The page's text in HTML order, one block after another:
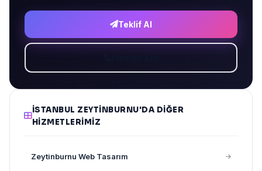
Teklif Al
İSTANBUL ZEYTINBURNU'DA DIĞER
HIZMETLERIMIZ
Zeytinburnu Web Tasarım